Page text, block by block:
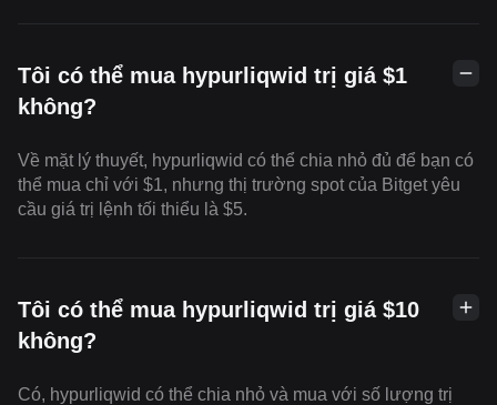
Tôi có thể mua hypurliqwid trị giá $1
không?
Về mặt lý thuyết, hypurliqwid có thể chia nhỏ đủ để bạn có
thể mua chỉ với $1, nhưng thị trường spot của Bitget yêu
cầu giá trị lệnh tối thiểu là $5.
Tôi có thể mua hypurliqwid trị giá $10
không?
Có, hypurliqwid có thể chia nhỏ và mua với số lượng trị